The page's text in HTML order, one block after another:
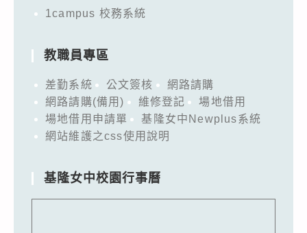
1campus 校務系統
教職員專區
差勤系統 公文簽核
網路請購
網路請購(備用)
維修登記
場地借用
場地借用申請單
基隆女中Newplus系統
網站維護之css使用說明
基隆女中校園行事曆